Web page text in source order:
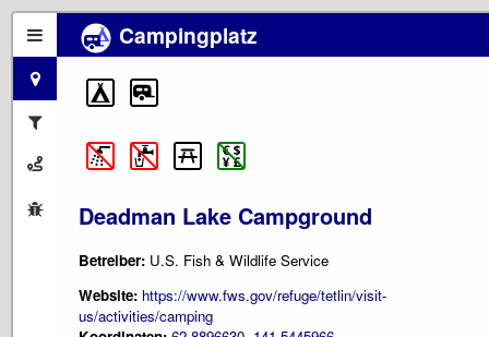
Campingplatz
Deadman Lake Campground
Betreiber: U.S. Fish & Wildlife Service
Website: https://www.fws.gov/refuge/tetlin/visit-
us/activities/camping